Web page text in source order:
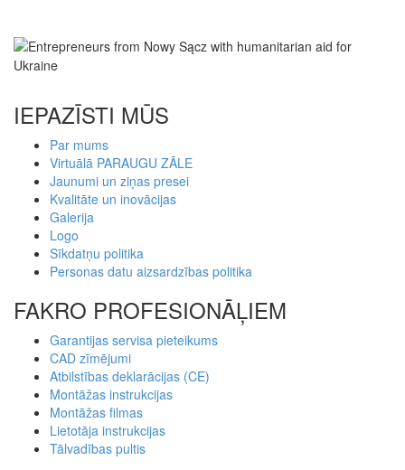
IEPAZĪSTI MŪS
Par mums
Virtuālā PARAUGU ZĀLE
Jaunumi un ziņas presei
Kvalitāte un inovācijas
Galerija
Logo
Sīkdatņu politika
Personas datu aizsardzības politika
FAKRO PROFESIONĀĻIEM
Garantijas servisa pieteikums
CAD zīmējumi
Atbilstības deklarācijas (CE)
Montāžas instrukcijas
Montāžas filmas
Lietotāja instrukcijas
Tālvadības pultis